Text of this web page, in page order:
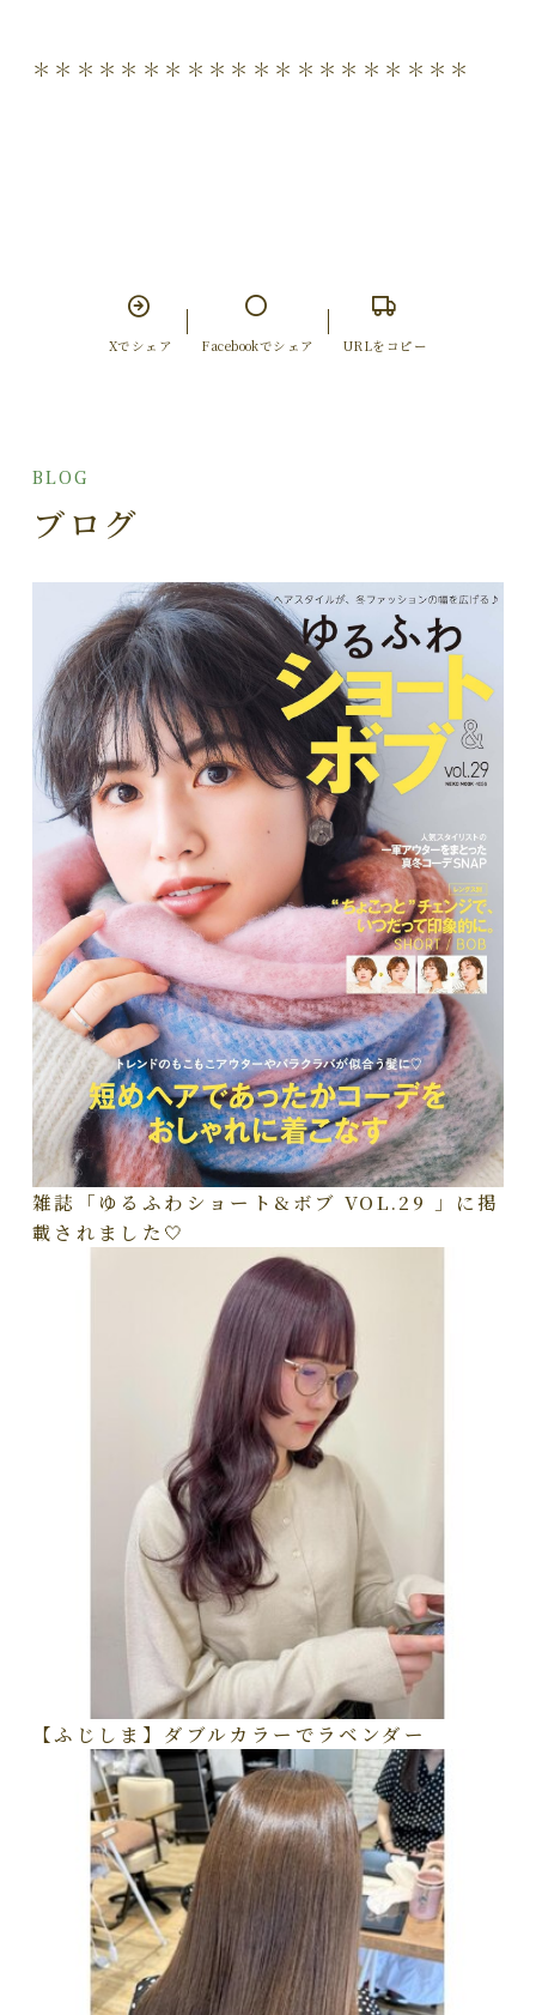
＊＊＊＊＊＊＊＊＊＊＊＊＊＊＊＊＊＊＊＊
Xでシェア Facebookでシェア URLをコピー
BLOG
ブログ
雑誌「ゆるふわショート&ボブ VOL.29 」に掲
載されました🤍
【ふじしま】ダブルカラーでラベンダー